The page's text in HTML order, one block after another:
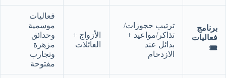
برنامج
فعاليات
🎟️
ترتيب حجوزات/
تذاكر/مواعيد +
بدائل عند
الازدحام
الأزواج +
العائلات
فعاليات
موسمية
وحدائق
مزهرة
وتجارب
مفتوحة